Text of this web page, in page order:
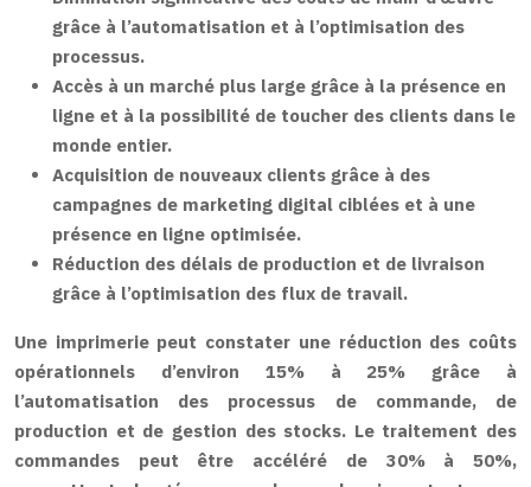
grâce à l’automatisation et à l’optimisation des
processus.
Accès à un marché plus large grâce à la présence en
ligne et à la possibilité de toucher des clients dans le
monde entier.
Acquisition de nouveaux clients grâce à des
campagnes de marketing digital ciblées et à une
présence en ligne optimisée.
Réduction des délais de production et de livraison
grâce à l’optimisation des flux de travail.
Une imprimerie peut constater une réduction des coûts
opérationnels d’environ 15% à 25% grâce à
l’automatisation des processus de commande, de
production et de gestion des stocks. Le traitement des
commandes peut être accéléré de 30% à 50%,